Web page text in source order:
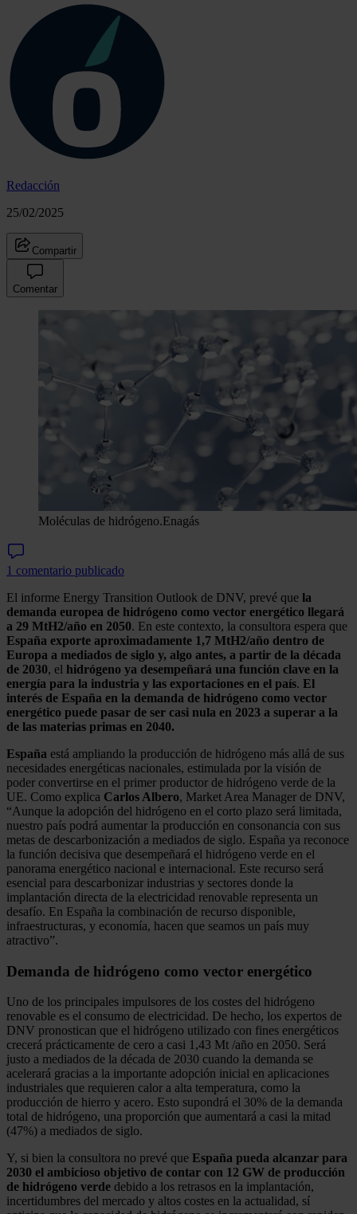
Redacción
25/02/2025
Compartir
Comentar
Moléculas de hidrógeno.Enagás
1 comentario publicado
El informe Energy Transition Outlook de DNV, prevé que la
demanda europea de hidrógeno como vector energético llegará
a 29 MtH2/año en 2050. En este contexto, la consultora espera que
España exporte aproximadamente 1,7 MtH2/año dentro de
Europa a mediados de siglo y, algo antes, a partir de la década
de 2030, el hidrógeno ya desempeñará una función clave en la
energía para la industria y las exportaciones en el país. El
interés de España en la demanda de hidrógeno como vector
energético puede pasar de ser casi nula en 2023 a superar a la
de las materias primas en 2040.
España está ampliando la producción de hidrógeno más allá de sus
necesidades energéticas nacionales, estimulada por la visión de
poder convertirse en el primer productor de hidrógeno verde de la
UE. Como explica Carlos Albero, Market Area Manager de DNV,
“Aunque la adopción del hidrógeno en el corto plazo será limitada,
nuestro país podrá aumentar la producción en consonancia con sus
metas de descarbonización a mediados de siglo. España ya reconoce
la función decisiva que desempeñará el hidrógeno verde en el
panorama energético nacional e internacional. Este recurso será
esencial para descarbonizar industrias y sectores donde la
implantación directa de la electricidad renovable representa un
desafío. En España la combinación de recurso disponible,
infraestructuras, y economía, hacen que seamos un país muy
atractivo”.
Demanda de hidrógeno como vector energético
Uno de los principales impulsores de los costes del hidrógeno
renovable es el consumo de electricidad. De hecho, los expertos de
DNV pronostican que el hidrógeno utilizado con fines energéticos
crecerá prácticamente de cero a casi 1,43 Mt /año en 2050. Será
justo a mediados de la década de 2030 cuando la demanda se
acelerará gracias a la importante adopción inicial en aplicaciones
industriales que requieren calor a alta temperatura, como la
producción de hierro y acero. Esto supondrá el 30% de la demanda
total de hidrógeno, una proporción que aumentará a casi la mitad
(47%) a mediados de siglo.
Y, si bien la consultora no prevé que España pueda alcanzar para
2030 el ambicioso objetivo de contar con 12 GW de producción
de hidrógeno verde debido a los retrasos en la implantación,
incertidumbres del mercado y altos costes en la actualidad, sí